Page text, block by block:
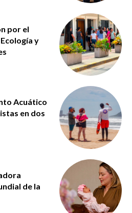
por el
y
Acuático
en dos
de la